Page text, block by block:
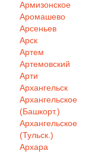
Армизонское
Аромашево
Арсеньев
Арск
Артем
Артемовский
Арти
Архангельск
Архангельское
(Башкорт.)
Архангельское
(Тульск.)
Архара